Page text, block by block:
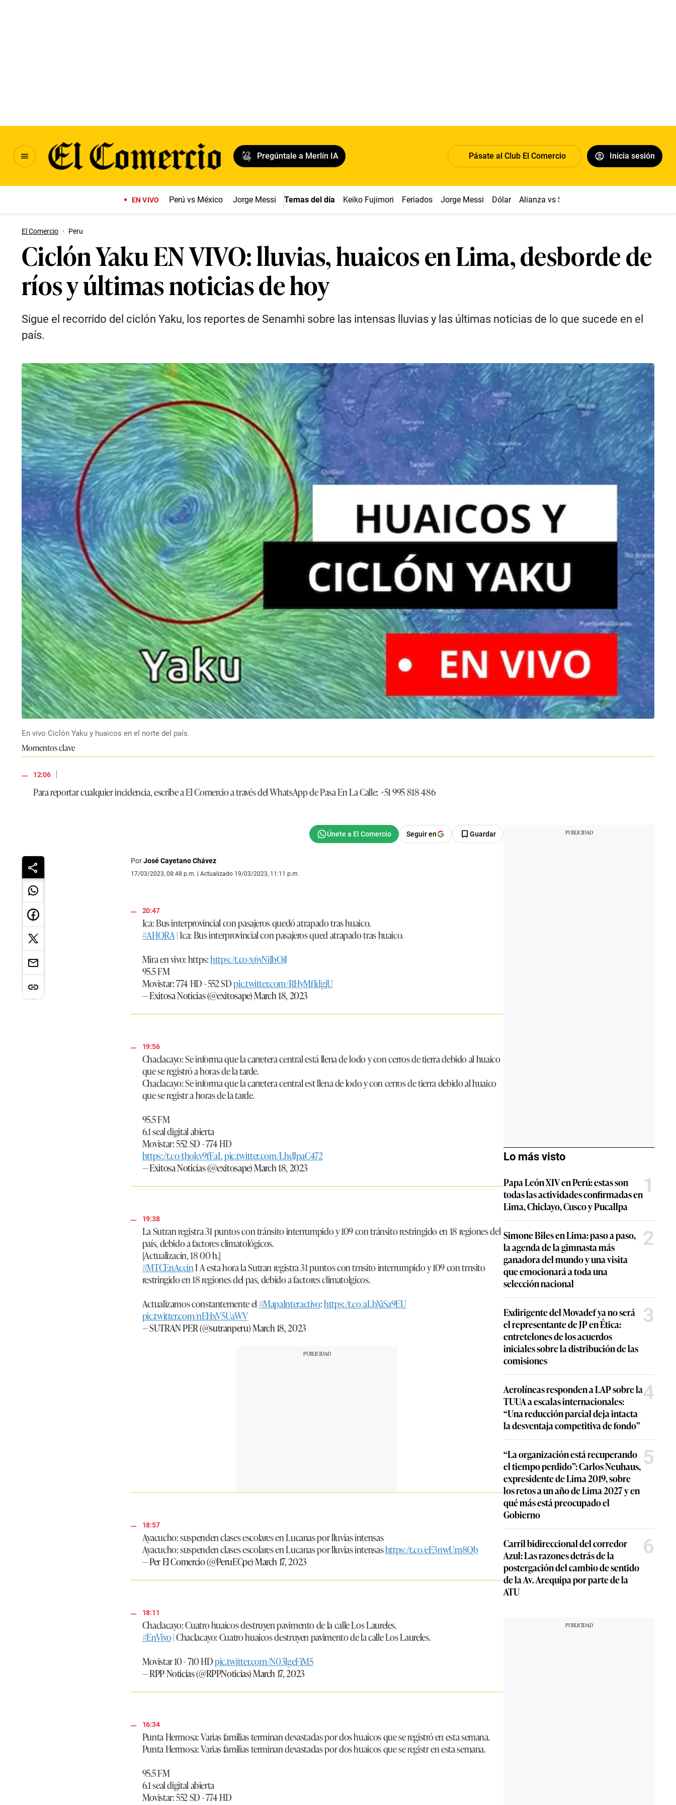
Pregúntale a Merlín IA Pásate al Club El Comercio Inicia sesión
EN VIVO Perú vs México Jorge Messi Temas del día Keiko Fujimori Feriados Jorge Messi Dólar Alianza vs Sport Boys
El Comercio · Peru
Ciclón Yaku EN VIVO: lluvias, huaicos en Lima, desborde de
ríos y últimas noticias de hoy
Sigue el recorrido del ciclón Yaku, los reportes de Senamhi sobre las intensas lluvias y las últimas noticias de lo que sucede en el
país.
En vivo Ciclón Yaku y huaicos en el norte del país.
Momentos clave
12:06
|
Para reportar cualquier incidencia, escribe a El Comercio a través del WhatsApp de Pasa En La Calle: +51 995 818 486
Seguir en Guardar
PorJosé Cayetano Chávez
17/03/2023, 08:48 p.m. | Actualizado 19/03/2023, 11:11 p.m.
20:47
Ica: Bus interprovincial con pasajeros quedó atrapado tras huaico.
#AHORA| Ica: Bus interprovincial con pasajeros qued atrapado tras huaico.
Mira en vivo: https:https://t.co/x6vNiIbOiJ
95.5 FM
Movistar: 774 HD - 552 SDpic.twitter.com/RHyMfIdgjU
— Exitosa Noticias (@exitosape)March 18, 2023
19:56
Chaclacayo: Se informa que la carretera central está llena de lodo y con cerros de tierra debido al huaico
que se registró a horas de la tarde.
Chaclacayo: Se informa que la carretera central est llena de lodo y con cerros de tierra debido al huaico
que se registr a horas de la tarde.
95.5 FM
6.1 seal digital abierta
Movistar: 552 SD - 774 HD
https://t.co/thokv9fFaLpic.twitter.com/LhdJpaC472
— Exitosa Noticias (@exitosape)March 18, 2023
19:38
La Sutran registra 31 puntos con tránsito interrumpido y 109 con tránsito restringido en 18 regiones del
país, debido a factores climatológicos.
[Actualizacin, 18 00 h.]
#MTCEnAccinI A esta hora la Sutran registra 31 puntos con trnsito interrumpido y 109 con trnsito
restringido en 18 regiones del pas, debido a factores climatolgicos.
Actualizamos constantemente el#MapaInteractivo:https://t.co/aLbXiSa9EU
pic.twitter.com/nEHxV5UaWV
— SUTRAN PER (@sutranperu)March 18, 2023
18:57
Ayacucho: suspenden clases escolares en Lucanas por lluvias intensas
Ayacucho: suspenden clases escolares en Lucanas por lluvias intensashttps://t.co/eE3nwUm8Qb
— Per El Comercio (@PeruECpe)March 17, 2023
18:11
Chaclacayo: Cuatro huaicos destruyen pavimento de la calle Los Laureles.
#EnVivo| Chaclacayo: Cuatro huaicos destruyen pavimento de la calle Los Laureles.
Movistar 10 - 710 HDpic.twitter.com/N03lgeFiM5
— RPP Noticias (@RPPNoticias)March 17, 2023
16:34
Punta Hermosa: Varias familias terminan devastadas por dos huaicos que se registró en esta semana.
Punta Hermosa: Varias familias terminan devastadas por dos huaicos que se registr en esta semana.
95.5 FM
6.1 seal digital abierta
Movistar: 552 SD - 774 HD
Lo más visto
Papa León XIV en Perú: estas son
todas las actividades confirmadas en
Lima, Chiclayo, Cusco y Pucallpa
1
Simone Biles en Lima: paso a paso,
la agenda de la gimnasta más
ganadora del mundo y una visita
que emocionará a toda una
selección nacional
2
Exdirigente del Movadef ya no será
el representante de JP en Ética:
entretelones de los acuerdos
iniciales sobre la distribución de las
comisiones
3
Aerolíneas responden a LAP sobre la
TUUA a escalas internacionales:
“Una reducción parcial deja intacta
la desventaja competitiva de fondo”
4
“La organización está recuperando
el tiempo perdido”: Carlos Neuhaus,
expresidente de Lima 2019, sobre
los retos a un año de Lima 2027 y en
qué más está preocupado el
Gobierno
5
Carril bidireccional del corredor
Azul: Las razones detrás de la
postergación del cambio de sentido
de la Av. Arequipa por parte de la
ATU
6